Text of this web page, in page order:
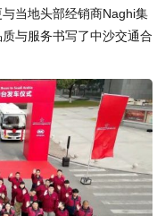
当地头部经销商Naghi集
与服务书写了中沙交通合